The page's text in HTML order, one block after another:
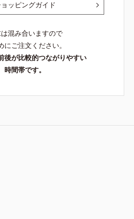
ッピングガイド
は混み合いますので
にご注文ください。
後が比較的つながりやすい
時間帯です。